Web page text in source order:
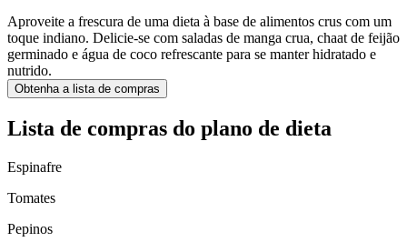
Aproveite a frescura de uma dieta à base de alimentos crus com um
toque indiano. Delicie-se com saladas de manga crua, chaat de feijão
germinado e água de coco refrescante para se manter hidratado e
nutrido.
Obtenha a lista de compras
Lista de compras do plano de dieta
Espinafre
Tomates
Pepinos